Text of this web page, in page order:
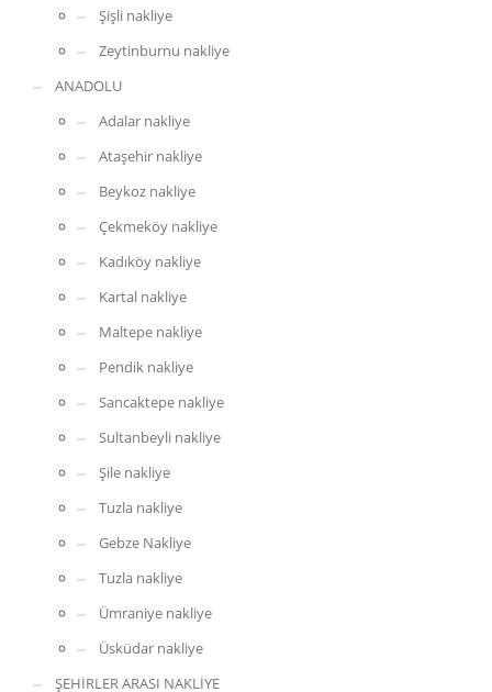
Şişli nakliye
Zeytinburnu nakliye
ANADOLU
Adalar nakliye
Ataşehir nakliye
Beykoz nakliye
Çekmeköy nakliye
Kadıköy nakliye
Kartal nakliye
Maltepe nakliye
Pendik nakliye
Sancaktepe nakliye
Sultanbeyli nakliye
Şile nakliye
Tuzla nakliye
Gebze Nakliye
Tuzla nakliye
Ümraniye nakliye
Üsküdar nakliye
ŞEHİRLER ARASI NAKLİYE